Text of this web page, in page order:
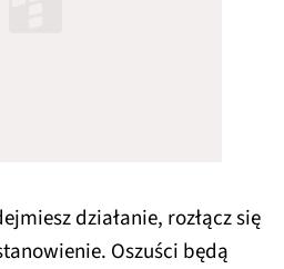
działanie, rozłącz się
Oszuści będą